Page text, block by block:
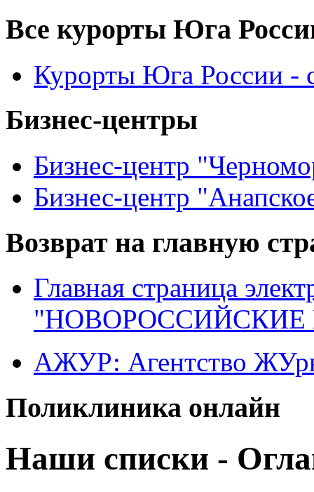
Все курорты Юга
Курорты Юга России -
Бизнес-центры
Бизнес-центр
Бизнес-центр
Возврат на главную
Главная страница
"НОВОРОССИЙСКИЕ
АЖУР: Агентство
Поликлиника онлайн
Наши списки -